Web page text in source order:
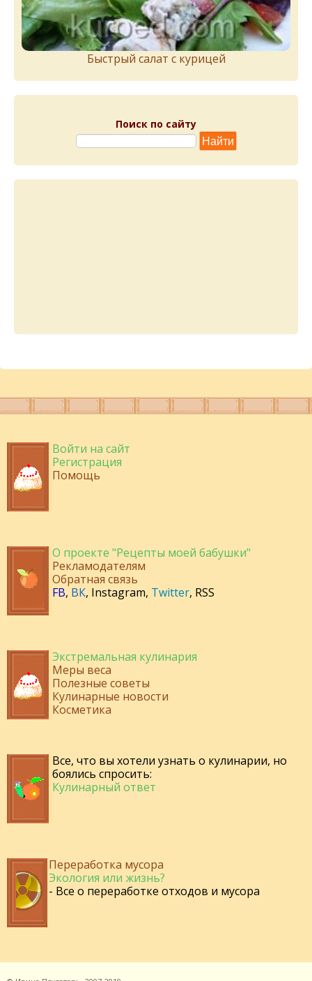
Быстрый салат с курицей
Поиск по сайту
Войти на сайт
Регистрация
Помощь
О проекте "Рецепты моей бабушки"
Рекламодателям
Обратная связь
FB, ВК, Instagram, Twitter, RSS
Экстремальная кулинария
Меры веса
Полезные советы
Кулинарные новости
Косметика
Все, что вы хотели узнать о кулинарии, но
боялись спросить:
Кулинарный ответ
Переработка мусора
Экология или жизнь?
- Все о переработке отходов и мусора